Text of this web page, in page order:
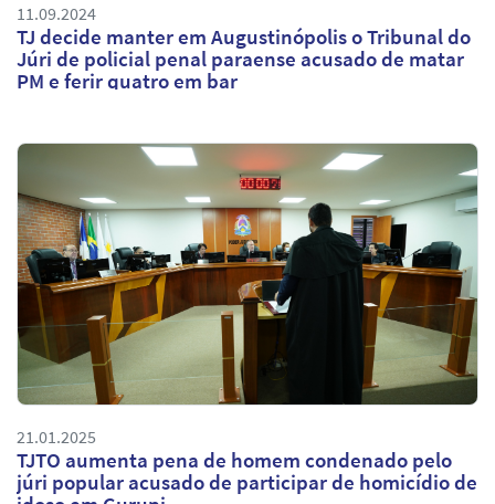
11.09.2024
TJ decide manter em Augustinópolis o Tribunal do
Júri de policial penal paraense acusado de matar
PM e ferir quatro em bar
21.01.2025
TJTO aumenta pena de homem condenado pelo
júri popular acusado de participar de homicídio de